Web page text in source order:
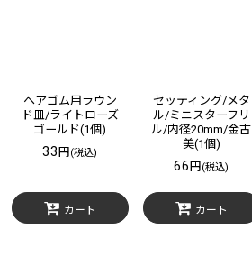
ヘアゴム用ラウン
ド皿/ライトローズ
ゴールド(1個)
33円 (税込)
カート
セッティング/メタ
ル/ミニスターフリ
ル/内径20mm/金古
美(1個)
66円 (税込)
カート